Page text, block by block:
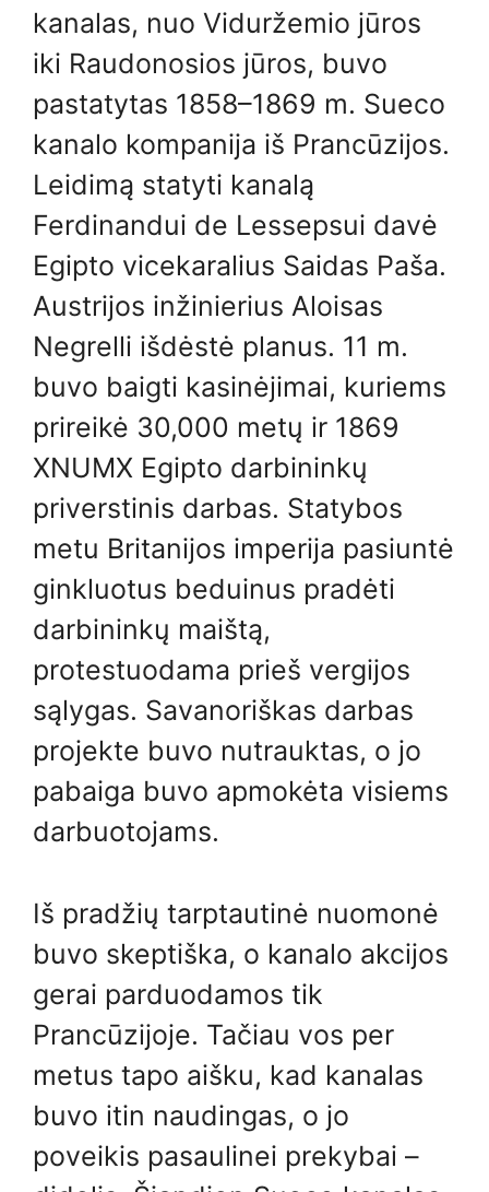
kanalas, nuo Viduržemio jūros
iki Raudonosios jūros, buvo
pastatytas 1858–1869 m. Sueco
kanalo kompanija iš Prancūzijos.
Leidimą statyti kanalą
Ferdinandui de Lessepsui davė
Egipto vicekaralius Saidas Paša.
Austrijos inžinierius Aloisas
Negrelli išdėstė planus. 11 m.
buvo baigti kasinėjimai, kuriems
prireikė 30,000 metų ir 1869
XNUMX Egipto darbininkų
priverstinis darbas. Statybos
metu Britanijos imperija pasiuntė
ginkluotus beduinus pradėti
darbininkų maištą,
protestuodama prieš vergijos
sąlygas. Savanoriškas darbas
projekte buvo nutrauktas, o jo
pabaiga buvo apmokėta visiems
darbuotojams.
Iš pradžių tarptautinė nuomonė
buvo skeptiška, o kanalo akcijos
gerai parduodamos tik
Prancūzijoje. Tačiau vos per
metus tapo aišku, kad kanalas
buvo itin naudingas, o jo
poveikis pasaulinei prekybai –